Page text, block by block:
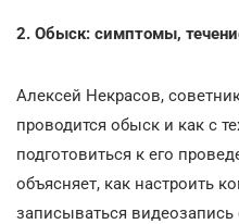
2. Обыск: симптомы,
Алексей Некрасов,
проводится обыск и как с
подготовиться к его
объясняет, как настроить
записываться